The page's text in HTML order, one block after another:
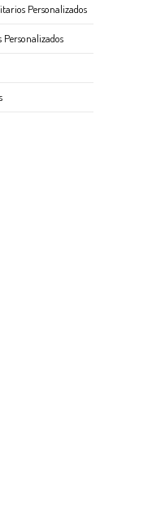
Personalizados